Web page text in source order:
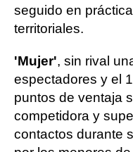
seguido en
territoriales.
'Mujer', sin rival
espectadores y el
puntos de ventaja
competidora y
contactos durante